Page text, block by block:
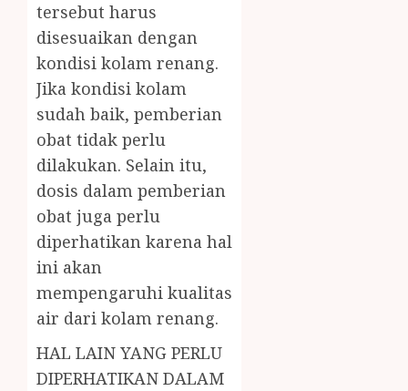
tersebut harus
disesuaikan dengan
kondisi kolam renang.
Jika kondisi kolam
sudah baik, pemberian
obat tidak perlu
dilakukan. Selain itu,
dosis dalam pemberian
obat juga perlu
diperhatikan karena hal
ini akan
mempengaruhi kualitas
air dari kolam renang.
HAL LAIN YANG PERLU
DIPERHATIKAN DALAM